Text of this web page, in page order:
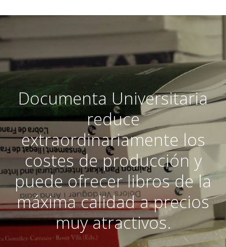
Documenta Universitaria
reduce
extraordinariamente los
costes de producción y
puede ofrecer libros de la
máxima calidad a precios
muy atractivos.